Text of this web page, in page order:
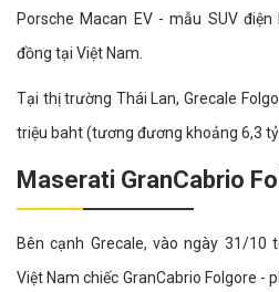
Porsche Macan EV - mẫu SUV
đồng tại Việt Nam.
Tại thị trường Thái Lan, Grecale
triệu baht (tương đương khoảng 6,3 tỷ
Maserati GranCabrio
Bên cạnh Grecale, vào ngày 31/10
Việt Nam chiếc GranCabrio Folgore -